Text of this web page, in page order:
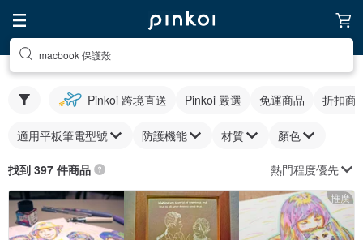
macbook 保護殼
Pinkoi 跨境直送 Pinkoi 嚴選 免運商品 折扣商
適用平板筆電型號 防護機能 材質 顏色
找到 397 件商品 熱門程度優先
推廣